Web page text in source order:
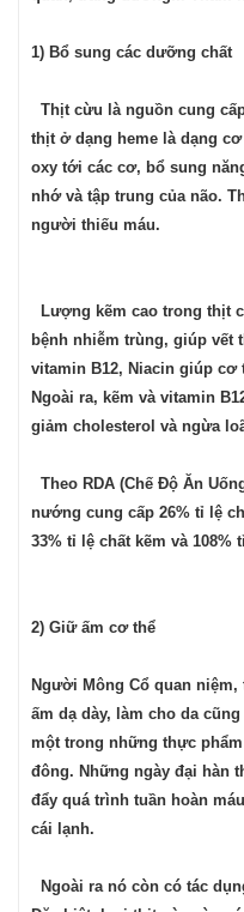
1) Bổ sung các dưỡng chất
Thịt cừu là nguồn cung
thịt ở dạng heme là dạng
oxy tới các cơ, bổ sung
nhớ và tập trung của não.
người thiếu máu.
Lượng kẽm cao trong thịt
bệnh nhiễm trùng, giúp vết
vitamin B12, Niacin giúp cơ
Ngoài ra, kẽm và vitamin
giảm cholesterol và ngừa
Theo RDA (Chế Độ Ăn
nướng cung cấp 26% tỉ lệ
33% tỉ lệ chất kẽm và
2) Giữ ấm cơ thể
Người Mông Cổ quan
ấm dạ dày, làm cho da
một trong những thực
đông. Những ngày đại hàn
đẩy quá trình tuần hoàn
cái lạnh.
Ngoài ra nó còn có tác